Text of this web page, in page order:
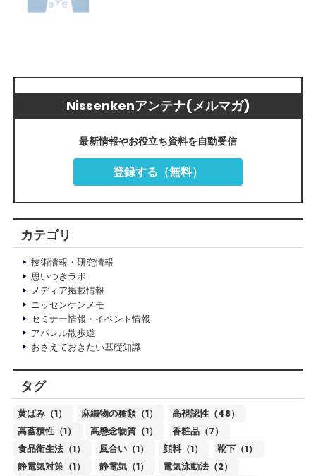
Nissenkenアンテナ(メルマガ)
最新情報やお役立ち資料を自動受信
登録する（無料）
カテゴリ
技術情報・研究情報
思いつきラボ
メディア掲載情報
ニッセンケンメモ
セミナー情報・イベント情報
アパレル散歩道
おさえておきたい基礎知識
タグ
黄ばみ（1） 麻織物の種類（1）
高視認性（48）
高蓄積性（1）
高懸念物質（1）
香粧品（7）
食品衛生法（1）
風合い（1） 顔料（1）
靴下（1）
静電気対策（1）
静電気（1）
電気泳動法（2）